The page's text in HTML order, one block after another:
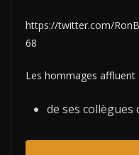
https://twitter.com/
68
Les hommages affluent
de ses collègues